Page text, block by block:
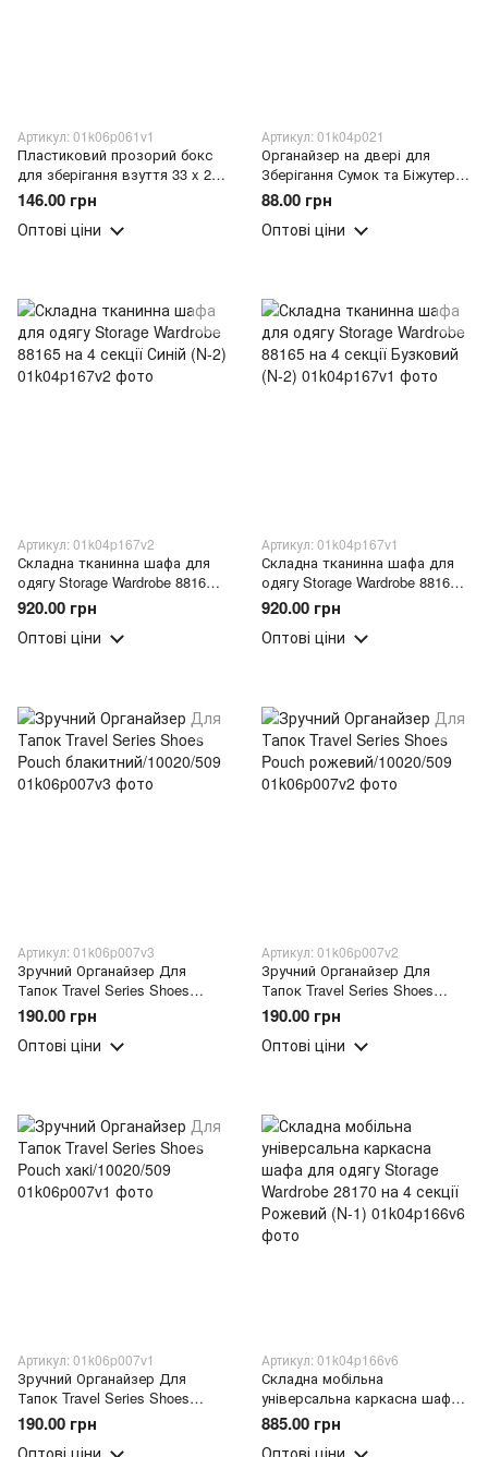
Артикул: 01k06p061v1
Пластиковий прозорий бокс
для зберігання взуття 33 x 20
x 11см Маленький (2339)
146.00 грн
Оптові ціни
Артикул: 01k04p021
Органайзер на двері для
Зберігання Сумок та Біжутерії
16 гачків (509/4920)
88.00 грн
Оптові ціни
Артикул: 01k04p167v2
Складна тканинна шафа для
одягу Storage Wardrobe 88165
на 4 секції Синій (N-2)
920.00 грн
Оптові ціни
Артикул: 01k04p167v1
Складна тканинна шафа для
одягу Storage Wardrobe 88165
на 4 секції Бузковий (N-2)
920.00 грн
Оптові ціни
Артикул: 01k06p007v3
Зручний Органайзер Для
Тапок Travel Series Shoes
Pouch блакитний/10020/509
190.00 грн
Оптові ціни
Артикул: 01k06p007v2
Зручний Органайзер Для
Тапок Travel Series Shoes
Pouch рожевий/10020/509
190.00 грн
Оптові ціни
Артикул: 01k06p007v1
Зручний Органайзер Для
Тапок Travel Series Shoes
Pouch хакi/10020/509
190.00 грн
Оптові ціни
Артикул: 01k04p166v6
Складна мобільна
універсальна каркасна шафа
для одягу Storage Wardrobe
28170 на 4 секції Рожевий (N-1)
885.00 грн
Оптові ціни